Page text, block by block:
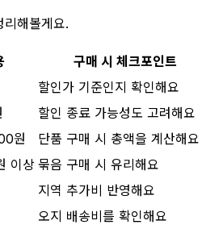
해볼게요.
구매 시 체크포인트
할인가 기준인지 확인해요
할인 종료 가능성도 고려해요
원
단품 구매 시 총액을 계산해요
이상묶음 구매 시 유리해요
지역 추가비 반영해요
오지 배송비를 확인해요